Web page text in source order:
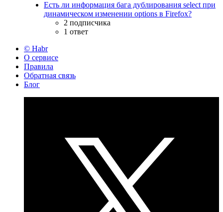
Есть ли информация бага дублирования select при
динамическом изменении options в Firefox?
2 подписчика
1 ответ
© Habr
О сервисе
Правила
Обратная связь
Блог